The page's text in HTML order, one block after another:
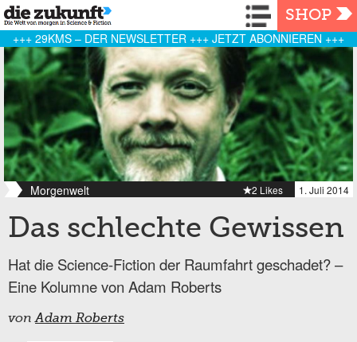
Navigation
SHOP
+++ 29KMS – DER NEWSLETTER +++ JETZT ABONNIEREN +++
Morgenwelt 1. Juli 2014
2 Likes
Das schlechte Gewissen
Hat die Science-Fiction der Raumfahrt geschadet? –
Eine Kolumne von Adam Roberts
vonAdam Roberts